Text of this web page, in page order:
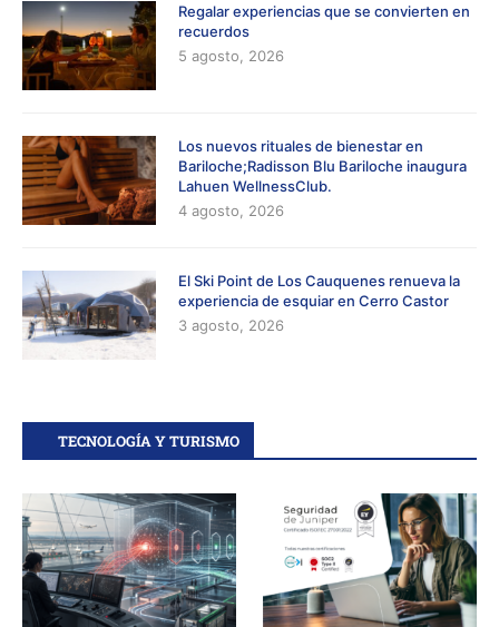
Regalar experiencias que se convierten en
recuerdos
5 agosto, 2026
Los nuevos rituales de bienestar en
Bariloche;Radisson Blu Bariloche inaugura
Lahuen WellnessClub.
4 agosto, 2026
El Ski Point de Los Cauquenes renueva la
experiencia de esquiar en Cerro Castor
3 agosto, 2026
TECNOLOGÍA Y TURISMO